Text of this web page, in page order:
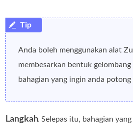
Anda boleh menggunakan alat
membesarkan bentuk
bahagian yang ingin anda
Langkah. Selepas itu, bahagian